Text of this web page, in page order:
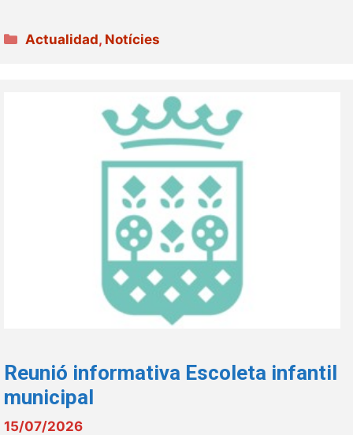
Categories
Actualidad, Notícies
Reunió informativa Escoleta infantil
municipal
15/07/2026